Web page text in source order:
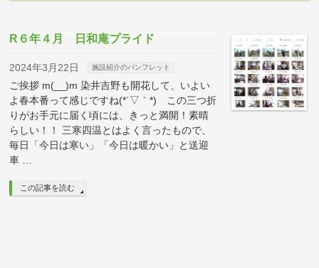
R６年４月 日和庵プライド
2024年3月22日 施設紹介のパンフレット
ご挨拶 m(__)m 染井吉野も開花して、いよい
よ春本番って感じですね(*´▽｀*) この三つ折
りがお手元に届く頃には、きっと満開！素晴
らしい！！ 三寒四温とはよく言ったもので、
毎日「今日は寒い」「今日は暖かい」と送迎
車 …
この記事を読む